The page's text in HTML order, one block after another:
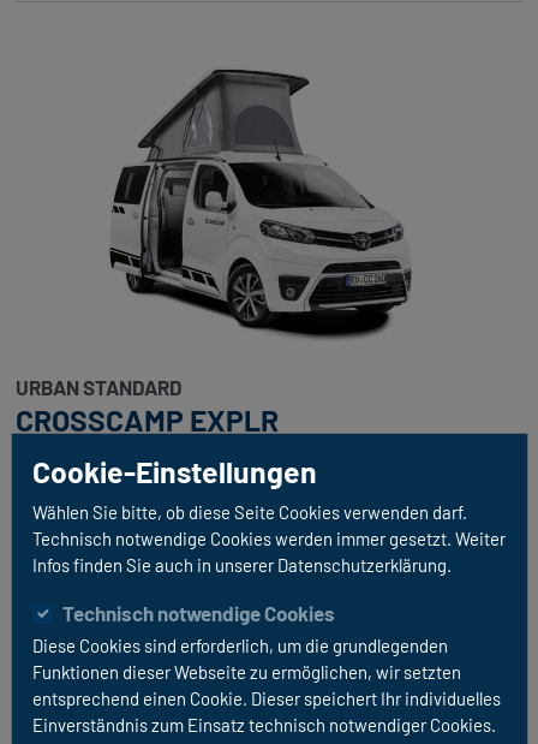
URBAN STANDARD
CROSSCAMP EXPLR
CROSSCAMP inkl. Aufstelldach 2,0 HDI 144 PS inkl.
herausnehmbarer Küche (Gaskocher, Kühlbox etc.)
Klimaautomatik, Standheizung, Rückfahrkamera,
Tempomat und Markise
FAHRZEUGDETAILS
Cookie-Einstellungen
Wählen Sie bitte, ob diese Seite Cookies verwenden darf.
Technisch notwendige Cookies werden immer gesetzt. Weiter
Infos finden Sie auch in unserer Datenschutzerklärung.
Technisch notwendige Cookies
Diese Cookies sind erforderlich, um die grundlegenden
Funktionen dieser Webseite zu ermöglichen, wir setzten
entsprechend einen Cookie. Dieser speichert Ihr individuelles
Einverständnis zum Einsatz technisch notwendiger Cookies.